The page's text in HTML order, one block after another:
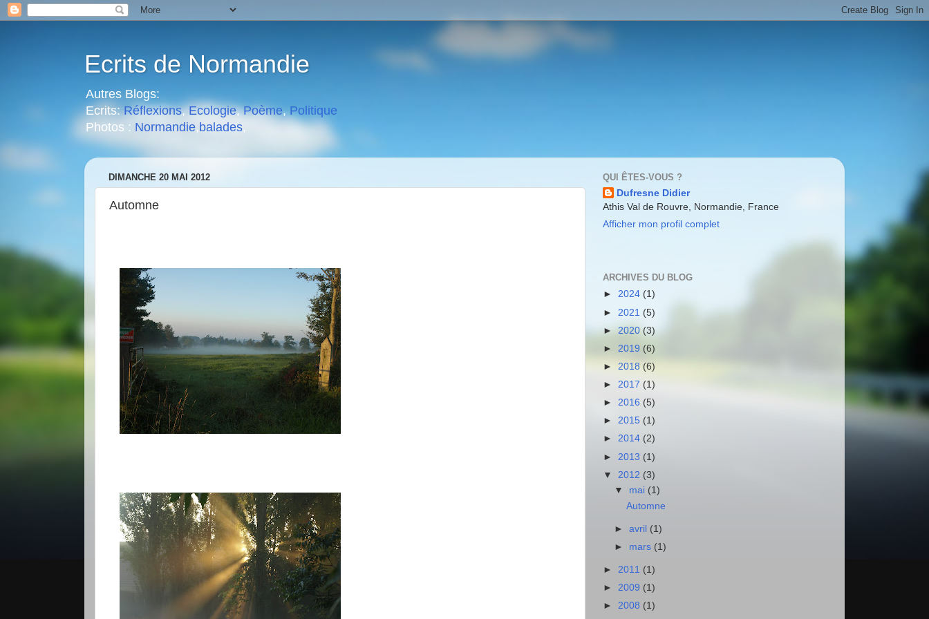
Ecrits de Normandie
Autres Blogs:
Ecrits:Réflexions,Ecologie,Poème,Politique
Photos : Normandie, balades,
DIMANCHE 20 MAI 2012
Automne
QUI ÊTES-VOUS ?
Dufresne Didier
Athis Val de Rouvre, Normandie, France
Afficher mon profil complet
ARCHIVES DU BLOG
► 2024 (1)
► 2021 (5)
►2020 (3)
► 2019 (6)
► 2018 (6)
► 2017 (1)
► 2016 (5)
► 2015 (1)
► 2014 (2)
► 2013 (1)
▼ 2012 (3)
▼ mai (1)
Automne
►avril (1)
► mars (1)
► 2011 (1)
► 2009 (1)
► 2008 (1)